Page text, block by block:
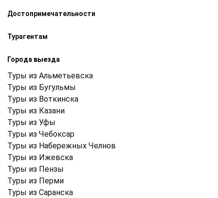
Достопримечательности
Турагентам
Города выезда
Туры из Альметьевска
Туры из Бугульмы
Туры из Воткинска
Туры из Казани
Туры из Уфы
Туры из Чебоксар
Туры из Набережных Челнов
Туры из Ижевска
Туры из Пензы
Туры из Перми
Туры из Саранска